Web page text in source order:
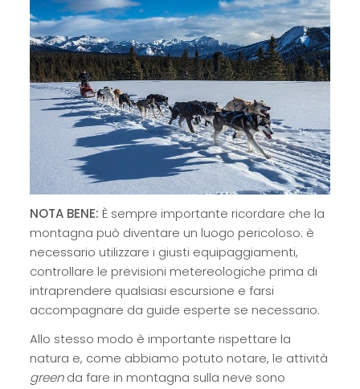
NOTA BENE: È sempre importante ricordare che la
montagna può diventare un luogo pericoloso: è
necessario utilizzare i giusti equipaggiamenti,
controllare le previsioni metereologiche prima di
intraprendere qualsiasi escursione e farsi
accompagnare da guide esperte se necessario.
Allo stesso modo è importante rispettare la
natura e, come abbiamo potuto notare, le attività
greenda fare in montagna sulla neve sono